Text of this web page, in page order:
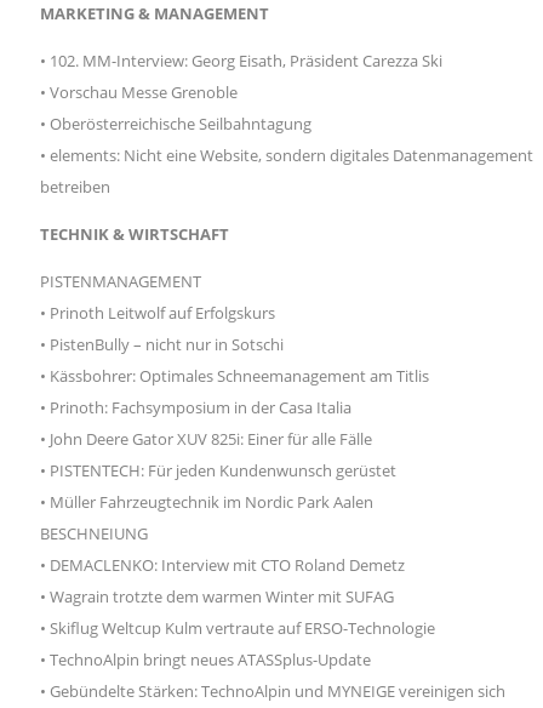
MARKETING & MANAGEMENT
• 102. MM-Interview: Georg Eisath, Präsident Carezza Ski
• Vorschau Messe Grenoble
• Oberösterreichische Seilbahntagung
• elements: Nicht eine Website, sondern digitales Datenmanagement
betreiben
TECHNIK & WIRTSCHAFT
PISTENMANAGEMENT
• Prinoth Leitwolf auf Erfolgskurs
• PistenBully – nicht nur in Sotschi
• Kässbohrer: Optimales Schneemanagement am Titlis
• Prinoth: Fachsymposium in der Casa Italia
• John Deere Gator XUV 825i: Einer für alle Fälle
• PISTENTECH: Für jeden Kundenwunsch gerüstet
• Müller Fahrzeugtechnik im Nordic Park Aalen
BESCHNEIUNG
• DEMACLENKO: Interview mit CTO Roland Demetz
• Wagrain trotzte dem warmen Winter mit SUFAG
• Skiflug Weltcup Kulm vertraute auf ERSO-Technologie
• TechnoAlpin bringt neues ATASSplus-Update
• Gebündelte Stärken: TechnoAlpin und MYNEIGE vereinigen sich